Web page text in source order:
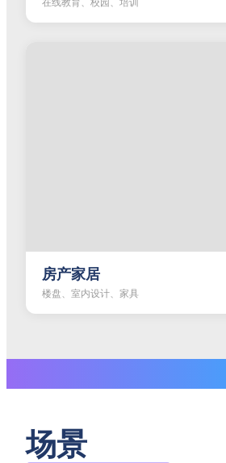
在线教育、校园、培训
房产家居
楼盘、室内设计、家具
场景